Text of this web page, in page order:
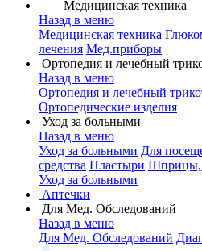
Медицинская техника
Назад в меню
Медицинская техника
лечения Мед.приборы
Ортопедия и лечебный
Назад в меню
Ортопедия и лечебный
Ортопедические изделия
Уход за больными
Назад в меню
Уход за больными Для
средства Пластыри Шприцы,
Уход за больными
Аптечки
Для Мед. Обследований
Назад в меню
Для Мед. Обследований